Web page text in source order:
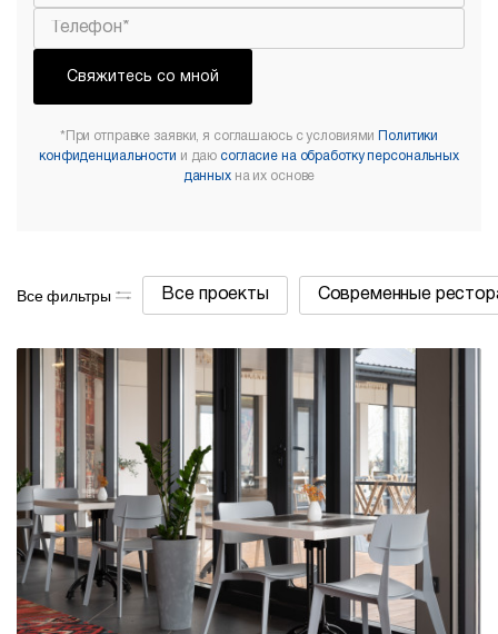
Свяжитесь со мной
*При отправке заявки, я соглашаюсь с условиями
Политики
конфиденциальности и даю согласие на обработку персональных
данныхна их основе
Все фильтры Все проекты Современные